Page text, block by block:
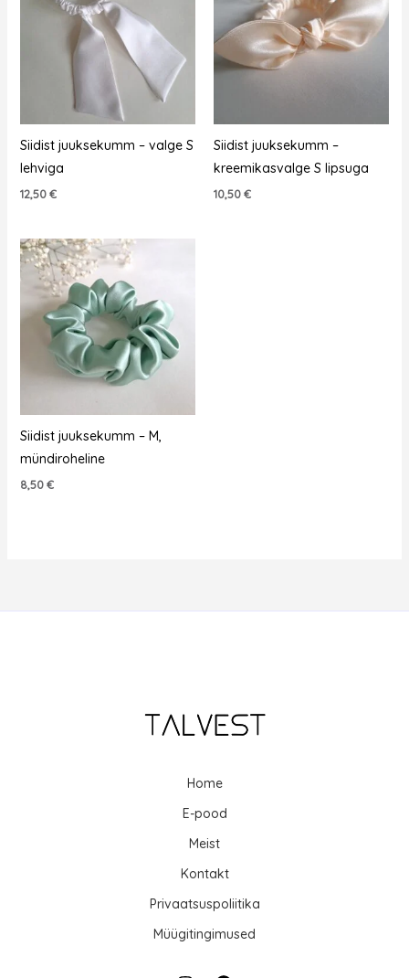
Siidist juuksekumm – valge S
lehviga
12,50€
Siidist juuksekumm –
kreemikasvalge S lipsuga
10,50€
Siidist juuksekumm – M,
mündiroheline
8,50€
Home
E-pood
Meist
Kontakt
Privaatsuspoliitika
Müügitingimused